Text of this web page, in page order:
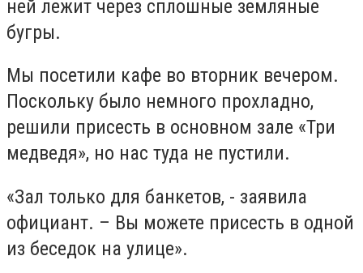
ней лежит через сплошные земляные
бугры.
Мы посетили кафе во вторник вечером.
Поскольку было немного прохладно,
решили присесть в основном зале «Три
медведя», но нас туда не пустили.
«Зал только для банкетов, - заявила
официант. – Вы можете присесть в одной
из беседок на улице».